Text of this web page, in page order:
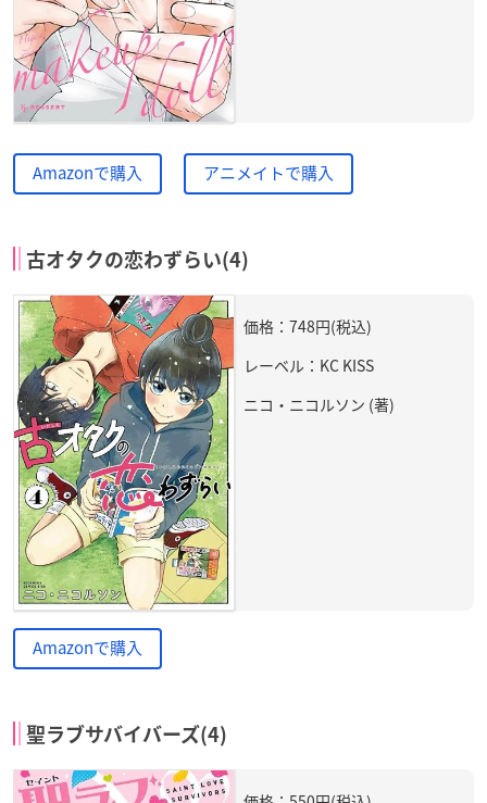
Amazonで購入 アニメイトで購入
古オタクの恋わずらい(4)
価格：748円(税込)
レーベル：KC KISS
ニコ・ニコルソン (著)
Amazonで購入
聖ラブサバイバーズ(4)